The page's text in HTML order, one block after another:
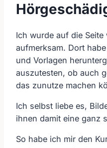
Ich wurde auf die Seite
aufmerksam. Dort
und Vorlagen
auszutesten, ob auch
das zunutze machen
Ich selbst liebe es,
ihnen damit eine ganz
So habe ich mir den